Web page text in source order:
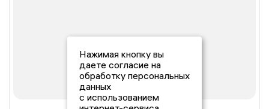
Нажимая кнопку вы
даете согласие на
обработку персональных
данных
с использованием